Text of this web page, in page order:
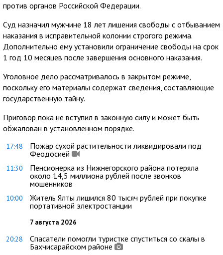
против органов Российской Федерации.
Суд назначил мужчине 18 лет лишения свободы с отбыванием
наказания в исправительной колонии строгого режима.
Дополнительно ему установили ограничение свободы на срок
1 год 10 месяцев после завершения основного наказания.
Уголовное дело рассматривалось в закрытом режиме,
поскольку его материалы содержат сведения, составляющие
государственную тайну.
Приговор пока не вступил в законную силу и может быть
обжалован в установленном порядке.
17:48
Пожар сухой растительности ликвидировали под
Феодосией
11:30
Пенсионерка из Нижнегорского района потеряла
около 14,5 миллиона рублей после звонков
мошенников
10:00
Житель Ялты лишился 80 тысяч рублей при покупке
портативной электростанции
7 августа 2026
20:28
Спасатели помогли туристке спуститься со скалы в
Бахчисарайском районе